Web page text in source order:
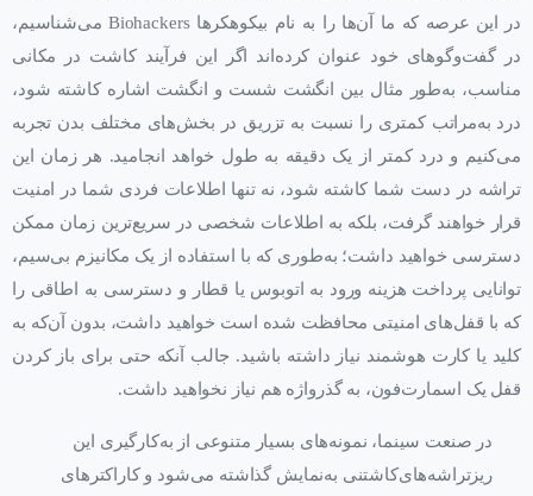
در این عرصه که ما آن‌ها را به نام بیکوهکرها Biohackers می‌شناسیم،
در گفت‌و‌گوهای خود عنوان کرده‌اند اگر این فرآیند کاشت در مکانی
مناسب، به‌طور مثال بین انگشت شست و انگشت اشاره کاشته شود،
درد به‌مراتب کمتری را نسبت به تزریق در بخش‌های مختلف بدن تجربه
می‌کنیم و درد کمتر از یک دقیقه به طول خواهد انجامید. هر زمان این
تراشه در دست شما کاشته شود، نه تنها اطلاعات فردی شما در امنیت
قرار خواهند گرفت، بلکه به اطلاعات شخصی در سریع‌ترین زمان ممکن
دسترسی خواهید داشت؛ به‌طوری که با استفاده از یک مکانیزم بی‌سیم،
توانایی پرداخت هزینه ورود به اتوبوس یا قطار و دسترسی به اطاقی را
که با قفل‌های امنیتی محافظت شده است خواهید داشت، بدون آن‌که به
کلید یا کارت ‌هوشمند نیاز داشته باشید. جالب آنکه حتی برای باز کردن
قفل یک اسمارت‌فون، به گذرواژه هم نیاز نخواهید داشت.
در صنعت سینما، نمونه‌های بسیار متنوعی از به‌کارگیری این
ریزتراشه‌های‌کاشتنی به‌نمایش گذاشته می‌شود و کاراکترهای